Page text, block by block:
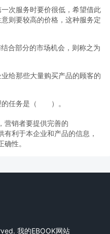
次服务时要价很低，希望借此
则要较高的价格，这种服务定
合部分的市场机会，则称之为
给那些大量购买产品的顾客的
的任务是（ ）。
营销者要提供完善的
利于本企业和产品的信息，
确性。
我的EBOOK网站